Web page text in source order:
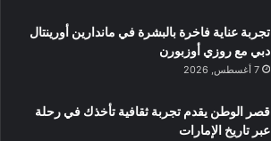
تجربة عناية فاخرة بالبشرة في ماندارين أورينتال
دبي مع روزي أوزبورن
7 أغسطس, 2026
قصر الوطن يقدم تجربة ثقافية تأخذك في رحلة
عبر تاريخ الإمارات